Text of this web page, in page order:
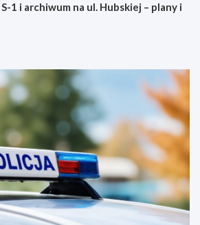
1 i archiwum na ul. Hubskiej – plany i